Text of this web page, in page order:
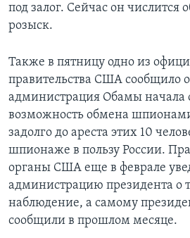
под залог. Сейчас он числится
розыск.
Также в пятницу одно из
правительства США сообщило
администрация Обамы начала
возможность обмена
задолго до ареста этих 10
шпионаже в пользу России.
органы США еще в феврале
администрацию президента о
наблюдение, а самому
сообщили в прошлом месяце.